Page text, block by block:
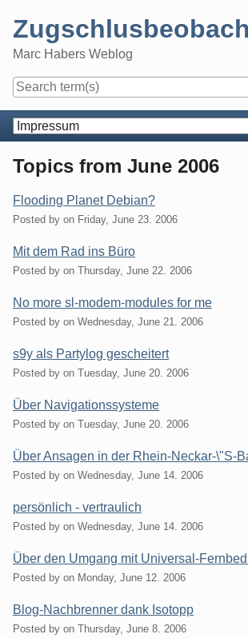
content
Marc Habers Weblog
Navigation
Topics from June 2006
Flooding Planet Debian?
Posted by on Friday, June 23. 2006
Mit dem Rad ins Büro
Posted by on Thursday, June 22. 2006
No more sl-modem-modules for me
Posted by on Wednesday, June 21. 2006
s9y als Partylog gescheitert
Posted by on Tuesday, June 20. 2006
Über Navigationssysteme
Posted by on Tuesday, June 20. 2006
Über Ansagen in der Rhein-Neckar-\"S-
Posted by on Wednesday, June 14. 2006
persönlich - vertraulich
Posted by on Wednesday, June 14. 2006
Über den Umgang mit Universal-
Posted by on Monday, June 12. 2006
Blog-Nachbrenner dank Isotopp
Posted by on Thursday, June 8. 2006